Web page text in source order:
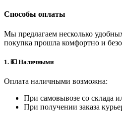
Способы оплаты
Мы предлагаем несколько
покупка прошла комфортно и
1. 💵 Наличными
Оплата наличными возможна:
При самовывозе со склада
При получении заказа